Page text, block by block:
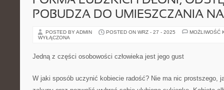
POBUDZA DO UMIESZCZANIA
POSTED BY ADMIN POSTED ON WRZ - 27 - 2025
MOŻLIWOŚĆ
WYŁĄCZONA
Jedną z części osobowości człowieka jest jego gust
W jaki sposób uczynić kobiecie radość? Nie ma nic prostszego,